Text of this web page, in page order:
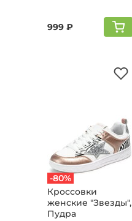
999 ₽
-80%
Кроссовки
женские "Звезды",
Пудра